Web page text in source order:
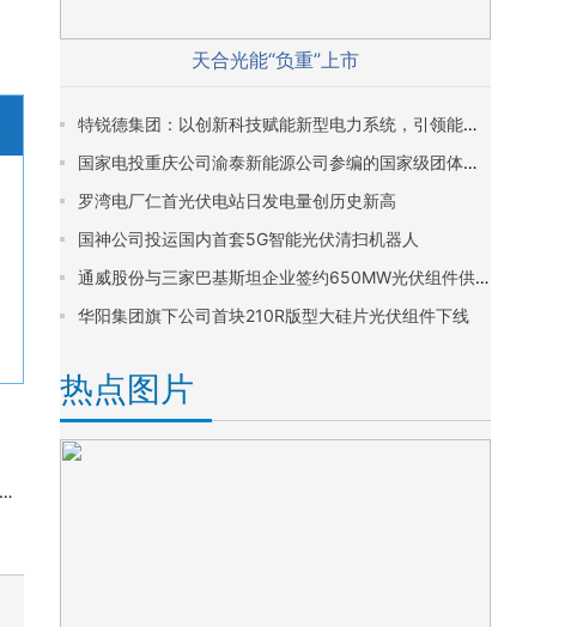
天合光能“负重”上市
特锐德集团：以创新科技赋能新型电力系统，引领能源变革新趋势
国家电投重庆公司渝泰新能源公司参编的国家级团体标准发布
罗湾电厂仁首光伏电站日发电量创历史新高
国神公司投运国内首套5G智能光伏清扫机器人
通威股份与三家巴基斯坦企业签约650MW光伏组件供应协议
华阳集团旗下公司首块210R版型大硅片光伏组件下线
热点图片